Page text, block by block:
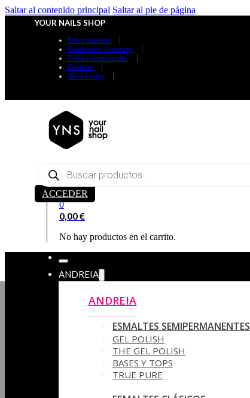
Saltar al contenido principal Saltar al pie de página
YOUR NAILS SHOP
Sobre nosotros
Condiciones Generales
Política de privacidad
Contacto
Black Friday
Búsqueda
productos
ACCEDER
0
0,00€
No hay productos en el carrito.
ANDREIA
ANDREIA
ESMALTES SEMIPERMANENTES
GEL POLISH
THE GEL POLISH
BASES Y‎ TOPS
TRUE PURE